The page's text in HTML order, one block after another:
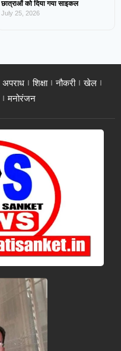
छात्राओं को दिया गया साइकल
July 25, 2026
अपराध शिक्षा नौकरी
खेल
मनोरंजन